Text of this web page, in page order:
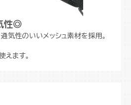
性◎
気性のいいメッシュ素材を採用。
えます。